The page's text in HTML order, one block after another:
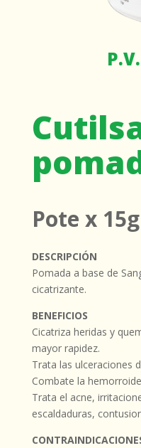
Pote x
DESCRIPCIÓN
Pomada a base de
cicatrizante.
BENEFICIOS
Cicatriza heridas y
mayor rapidez.
Trata las ulceraciones
Combate la
Trata el acne,
escaldaduras,